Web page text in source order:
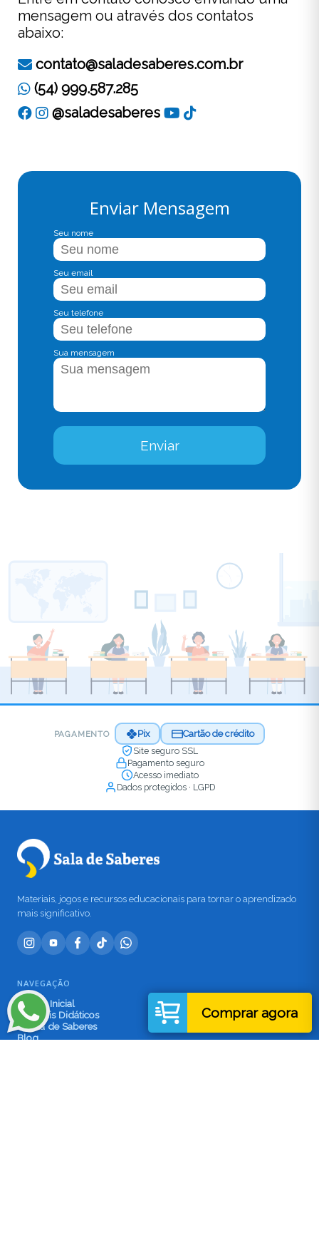
Comprar agora
Enviar Mensagem
Seu nome
Seu email
Seu telefone
Sua mensagem
Enviar
mensagem ou através dos contatos
abaixo:
contato@saladesaberes.com.br
(54) 999.587.285
@saladesaberes
PAGAMENTO Pix
Cartão de crédito
Site seguro SSL
Pagamento seguro
Acesso imediato
Dados protegidos · LGPD
Materiais, jogos e recursos educacionais para tornar o aprendizado
mais significativo.
NAVEGAÇÃO
Página Inicial
Materiais Didáticos
A Sala de Saberes
Blog